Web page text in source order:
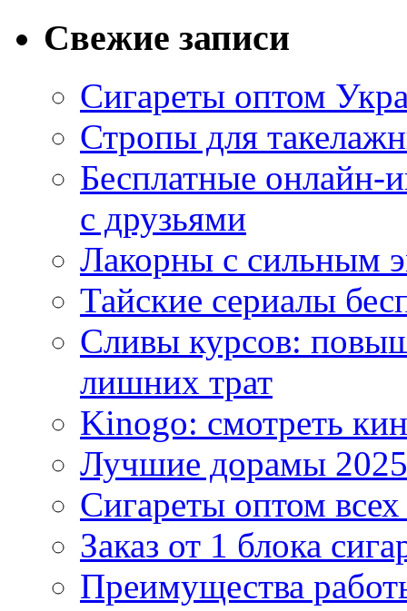
Свежие записи
Сигареты оптом
Стропы для
Бесплатные
с друзьями
Лакорны с сильным
Тайские сериалы
Сливы курсов:
лишних трат
Kinogo: смотреть
Лучшие дорамы
Сигареты оптом
Заказ от 1 блока
Преимущества